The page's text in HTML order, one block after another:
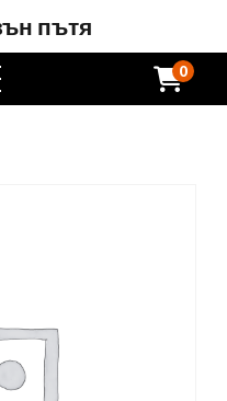
пътя
0